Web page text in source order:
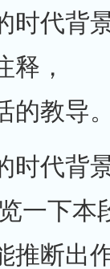
时代背
释，
的教导
时代背
一下本
推断出